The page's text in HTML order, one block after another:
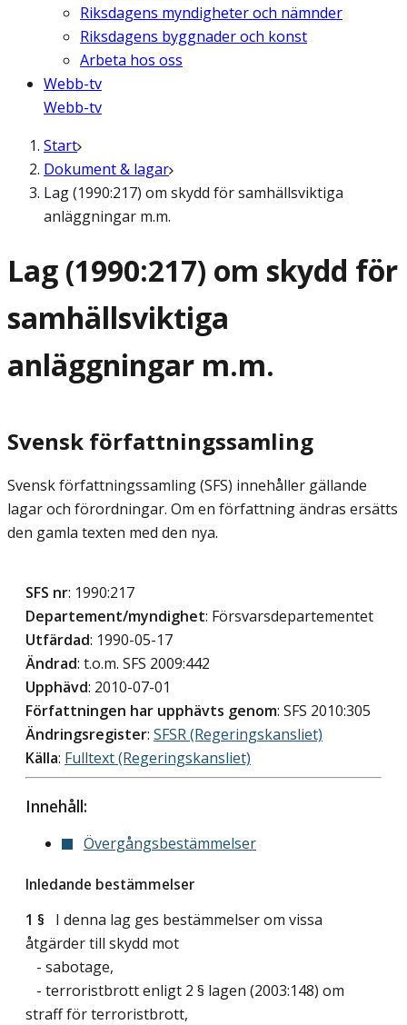
Riksdagens myndigheter och nämnder
Riksdagens byggnader och konst
Arbeta hos oss
Webb-tv
Webb-tv
Start
Dokument & lagar
Lag (1990:217) om skydd för samhällsviktiga
anläggningar m.m.
Lag (1990:217) om skydd för
samhällsviktiga
anläggningar m.m.
Svensk författningssamling
Svensk författningssamling (SFS) innehåller gällande
lagar och förordningar. Om en författning ändras ersätts
den gamla texten med den nya.
SFS nr: 1990:217
Departement/myndighet: Försvarsdepartementet
Utfärdad: 1990-05-17
Ändrad: t.o.m. SFS 2009:442
Upphävd: 2010-07-01
Författningen har upphävts genom: SFS 2010:305
Ändringsregister: SFSR (Regeringskansliet)
Källa: Fulltext (Regeringskansliet)
Innehåll:
Övergångsbestämmelser
Inledande bestämmelser
1 § I denna lag ges bestämmelser om vissa
åtgärder till skydd mot
- sabotage,
- terroristbrott enligt 2 § lagen (2003:148) om
straff för terroristbrott,